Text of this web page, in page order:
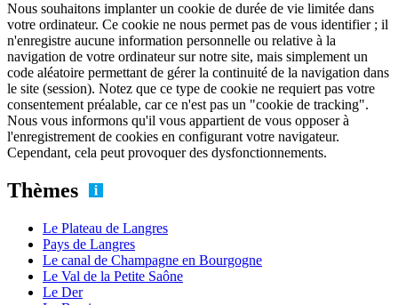
Nous souhaitons implanter un cookie de durée de vie limitée dans
votre ordinateur. Ce cookie ne nous permet pas de vous identifier ; il
n'enregistre aucune information personnelle ou relative à la
navigation de votre ordinateur sur notre site, mais simplement un
code aléatoire permettant de gérer la continuité de la navigation dans
le site (session). Notez que ce type de cookie ne requiert pas votre
consentement préalable, car ce n'est pas un "cookie de tracking".
Nous vous informons qu'il vous appartient de vous opposer à
l'enregistrement de cookies en configurant votre navigateur.
Cependant, cela peut provoquer des dysfonctionnements.
Thèmes
Le Plateau de Langres
Pays de Langres
Le canal de Champagne en Bourgogne
Le Val de la Petite Saône
Le Der